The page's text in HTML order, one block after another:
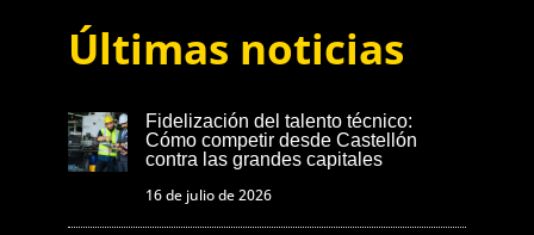
Últimas noticias
Fidelización del talento técnico:
Cómo competir desde Castellón
contra las grandes capitales
16 de julio de 2026